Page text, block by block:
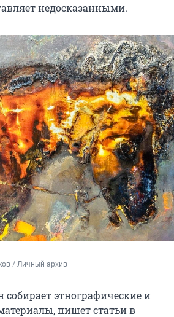
недосказанными.
/ Личный архив
собирает этнографические и
пишет статьи в